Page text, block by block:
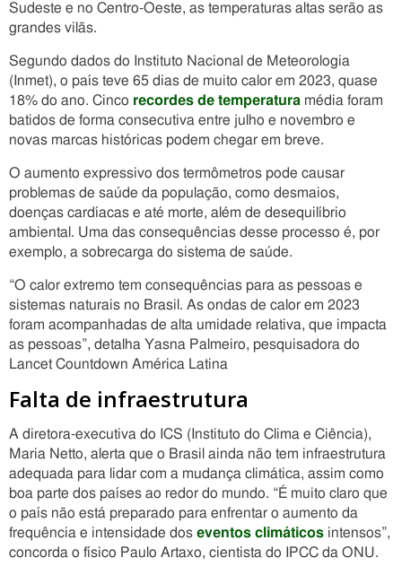
Sudeste e no Centro-Oeste, as temperaturas altas serão as
grandes vilãs.
Segundo dados do Instituto Nacional de Meteorologia
(Inmet), o país teve 65 dias de muito calor em 2023, quase
18% do ano. Cinco recordes de temperatura média foram
batidos de forma consecutiva entre julho e novembro e
novas marcas históricas podem chegar em breve.
O aumento expressivo dos termômetros pode causar
problemas de saúde da população, como desmaios,
doenças cardíacas e até morte, além de desequilíbrio
ambiental. Uma das consequências desse processo é, por
exemplo, a sobrecarga do sistema de saúde.
“O calor extremo tem consequências para as pessoas e
sistemas naturais no Brasil. As ondas de calor em 2023
foram acompanhadas de alta umidade relativa, que impacta
as pessoas”, detalha Yasna Palmeiro, pesquisadora do
Lancet Countdown América Latina
Falta de infraestrutura
A diretora-executiva do ICS (Instituto do Clima e Ciência),
Maria Netto, alerta que o Brasil ainda não tem infraestrutura
adequada para lidar com a mudança climática, assim como
boa parte dos países ao redor do mundo. “É muito claro que
o país não está preparado para enfrentar o aumento da
frequência e intensidade dos eventos climáticos intensos”,
concorda o físico Paulo Artaxo, cientista do IPCC da ONU.